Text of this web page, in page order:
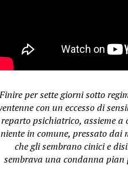
per sette giorni sotto
con un eccesso di
reparto psichiatrico, assieme
niente in comune, pressato dai
che gli sembrano cinici e
sembrava una condanna pian